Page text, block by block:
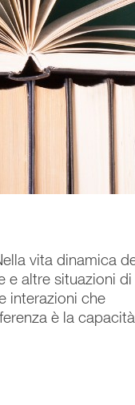
vita dinamica
e altre situazioni di
interazioni che
è la